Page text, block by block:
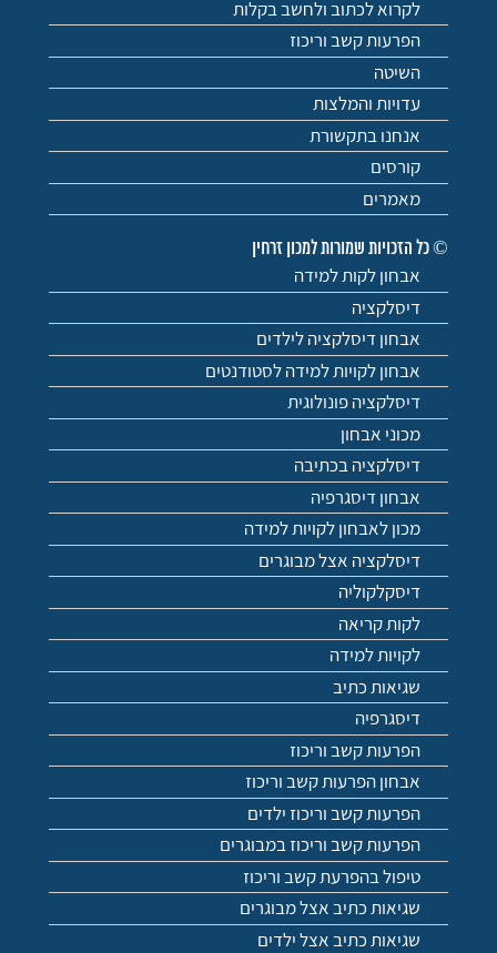
לקרוא לכתוב ולחשב בקלות
הפרעות קשב וריכוז
השיטה
עדויות והמלצות
אנחנו בתקשורת
קורסים
מאמרים
© כל הזכויות שמורות למכון זרחין
אבחון לקות למידה
דיסלקציה
אבחון דיסלקציה לילדים
אבחון לקויות למידה לסטודנטים
דיסלקציה פונולוגית
מכוני אבחון
דיסלקציה בכתיבה
אבחון דיסגרפיה
מכון לאבחון לקויות למידה
דיסלקציה אצל מבוגרים
דיסקלקוליה
לקות קריאה
לקויות למידה
שגיאות כתיב
דיסגרפיה
הפרעות קשב וריכוז
אבחון הפרעות קשב וריכוז
הפרעות קשב וריכוז ילדים
הפרעות קשב וריכוז במבוגרים
טיפול בהפרעת קשב וריכוז
שגיאות כתיב אצל מבוגרים
שגיאות כתיב אצל ילדים